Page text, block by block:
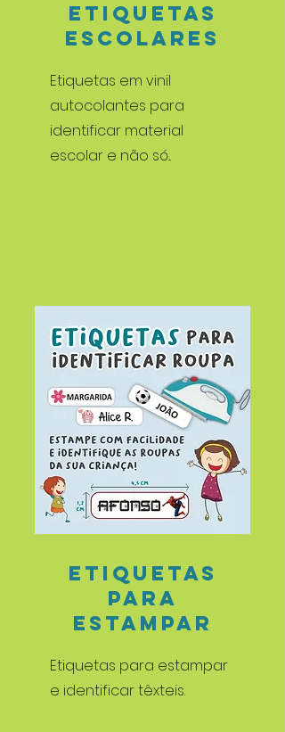
ETIQUETAS
ESCOLARES
Etiquetas em vinil
autocolantes para
identificar material
escolar e não só...
ETIQUETAS
PARA
ESTAMPAR
Etiquetas para estampar
e identificar têxteis.